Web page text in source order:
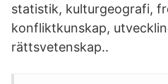
statistik, kulturgeografi,
konfliktkunskap,
rättsvetenskap..